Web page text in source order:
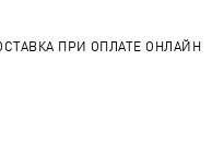
ПРИ ОПЛАТЕ ОНЛАЙН